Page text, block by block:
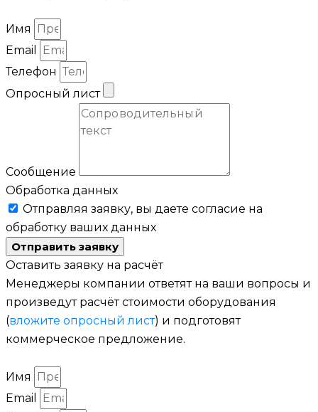
Имя
Email
Телефон
Опросный лист
Сообщение
Обработка данных
Отправляя заявку, вы даете согласие на
обработку ваших данных
Отправить заявку
Оставить заявку на расчёт
Менеджеры компании ответят на ваши вопросы и
произведут расчёт стоимости оборудования
(вложите опросный лист) и подготовят
коммерческое предложение.
Имя
Email